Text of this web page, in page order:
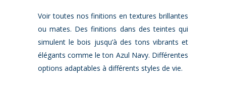
Voir toutes nos finitions en textures brillantes
ou mates. Des finitions dans des teintes qui
simulent le bois jusqu’à des tons vibrants et
élégants comme le ton Azul Navy. Différentes
options adaptables à différents styles de vie.